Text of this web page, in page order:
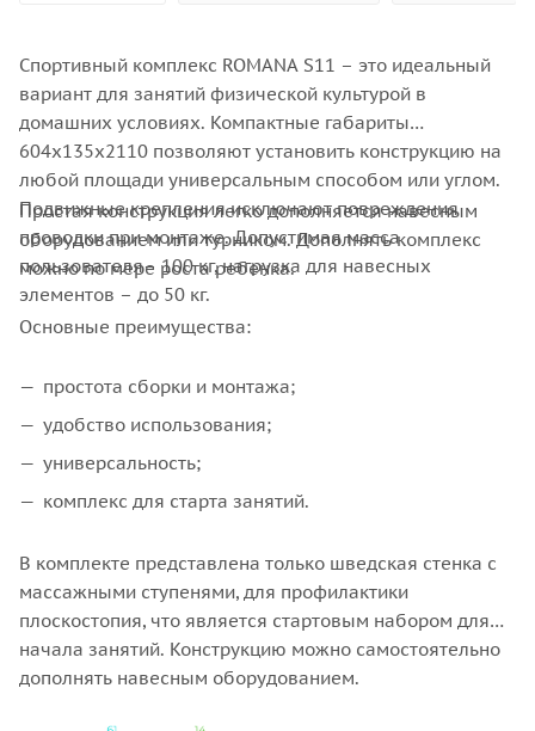
Спортивный комплекс ROMANA S11 – это идеальный
вариант для занятий физической культурой в
домашних условиях. Компактные габариты
604х135х2110 позволяют установить конструкцию на
любой площади универсальным способом или углом.
Подвижные крепления исключают повреждения
проводки при монтаже. Допустимая масса
пользователя– 100 кг, нагрузка для навесных
элементов – до 50 кг.
Простая конструкция легко дополняется навесным
оборудованием или турником. Дополнять комплекс
можно по мере роста ребенка.
Основные преимущества:
простота сборки и монтажа;
удобство использования;
универсальность;
комплекс для старта занятий.
В комплекте представлена только шведская стенка с
массажными ступенями, для профилактики
плоскостопия, что является стартовым набором для
начала занятий. Конструкцию можно самостоятельно
дополнять навесным оборудованием.